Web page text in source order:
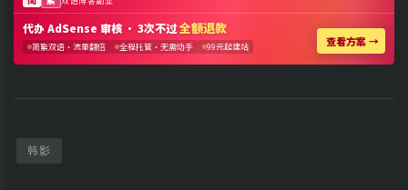
韩影